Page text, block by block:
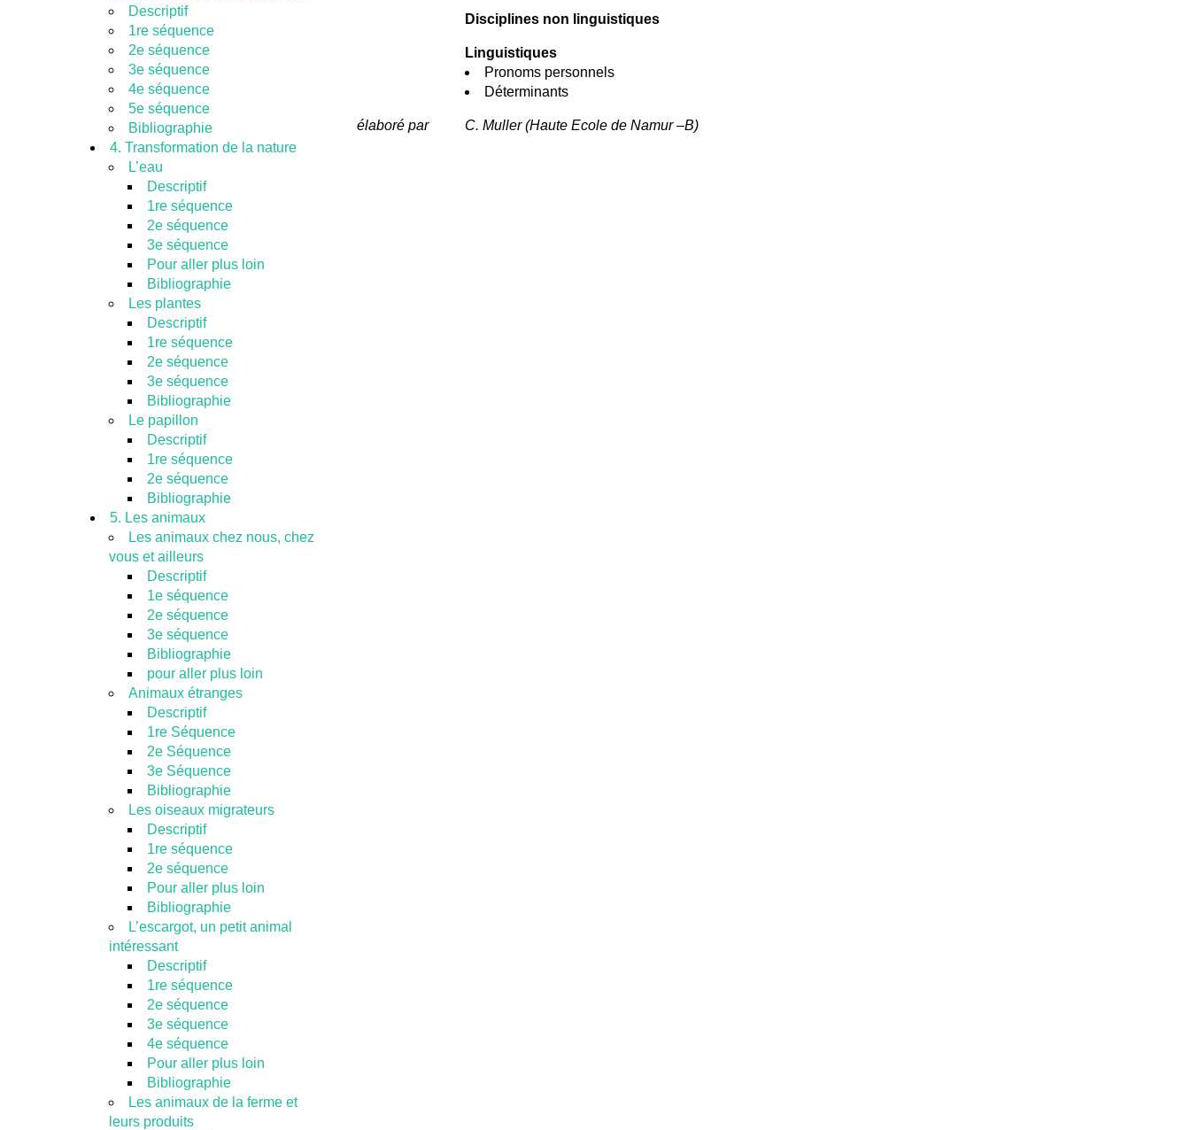
Descriptif
1re séquence
2e séquence
3e séquence
4e séquence
5e séquence
Bibliographie
4. Transformation de la nature
L’eau
Descriptif
1re séquence
2e séquence
3e séquence
Pour aller plus loin
Bibliographie
Les plantes
Descriptif
1re séquence
2e séquence
3e séquence
Bibliographie
Le papillon
Descriptif
1re séquence
2e séquence
Bibliographie
5. Les animaux
Les animaux chez nous, chez
vous et ailleurs
Descriptif
1e séquence
2e séquence
3e séquence
Bibliographie
pour aller plus loin
Animaux étranges
Descriptif
1re Séquence
2e Séquence
3e Séquence
Bibliographie
Les oiseaux migrateurs
Descriptif
1re séquence
2e séquence
Pour aller plus loin
Bibliographie
L’escargot, un petit animal
intéressant
Descriptif
1re séquence
2e séquence
3e séquence
4e séquence
Pour aller plus loin
Bibliographie
Les animaux de la ferme et
leurs produits
Disciplines non linguistiques
Linguistiques
Pronoms personnels
Déterminants
élaboré par C. Muller (Haute Ecole de Namur –B)